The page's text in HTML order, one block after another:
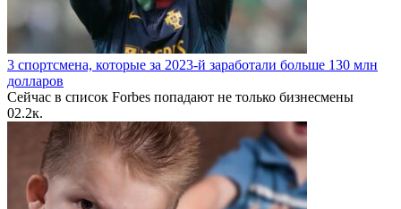
3 спортсмена, которые за 2023-й заработали больше 130 млн
долларов
Сейчас в список Forbes попадают не только бизнесмены
02.2к.